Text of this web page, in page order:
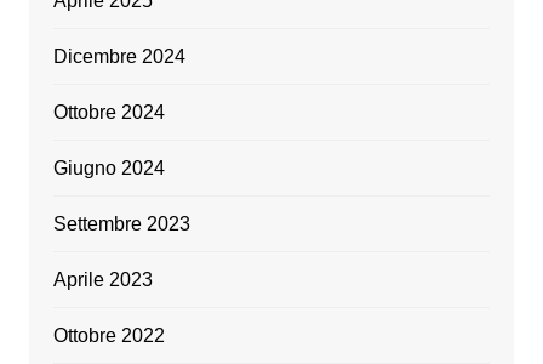
Dicembre 2024
Ottobre 2024
Giugno 2024
Settembre 2023
Aprile 2023
Ottobre 2022